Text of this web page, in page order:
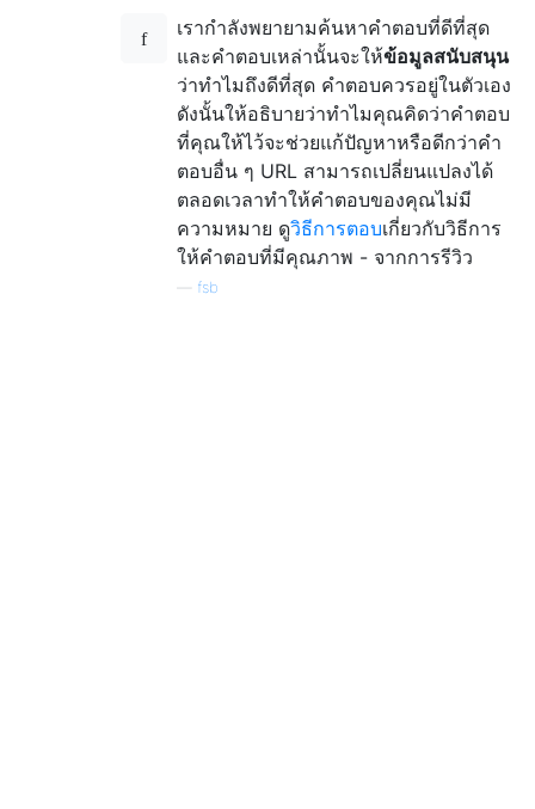
เรากำลังพยายามค้นหาคำตอบที่ดีที่สุด
และคำตอบเหล่านั้นจะให้ข้อมูลสนับสนุน
ว่าทำไมถึงดีที่สุด คำตอบควรอยู่ในตัวเอง
ดังนั้นให้อธิบายว่าทำไมคุณคิดว่าคำตอบ
ที่คุณให้ไว้จะช่วยแก้ปัญหาหรือดีกว่าคำ
ตอบอื่น ๆ URL สามารถเปลี่ยนแปลงได้
ตลอดเวลาทำให้คำตอบของคุณไม่มี
ความหมาย ดูวิธีการตอบเกี่ยวกับวิธีการ
ให้คำตอบที่มีคุณภาพ - จากการรีวิว
fsb